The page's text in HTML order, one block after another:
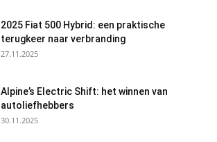
2025 Fiat 500 Hybrid: een praktische
terugkeer naar verbranding
27.11.2025
Alpine’s Electric Shift: het winnen van
autoliefhebbers
30.11.2025